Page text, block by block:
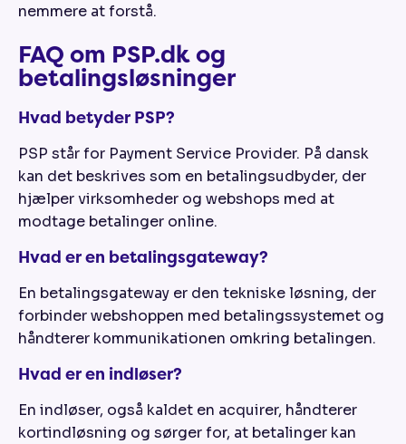
nemmere at forstå.
FAQ om PSP.dk og
betalingsløsninger
Hvad betyder PSP?
PSP står for Payment Service Provider. På dansk
kan det beskrives som en betalingsudbyder, der
hjælper virksomheder og webshops med at
modtage betalinger online.
Hvad er en betalingsgateway?
En betalingsgateway er den tekniske løsning, der
forbinder webshoppen med betalingssystemet og
håndterer kommunikationen omkring betalingen.
Hvad er en indløser?
En indløser, også kaldet en acquirer, håndterer
kortindløsning og sørger for, at betalinger kan